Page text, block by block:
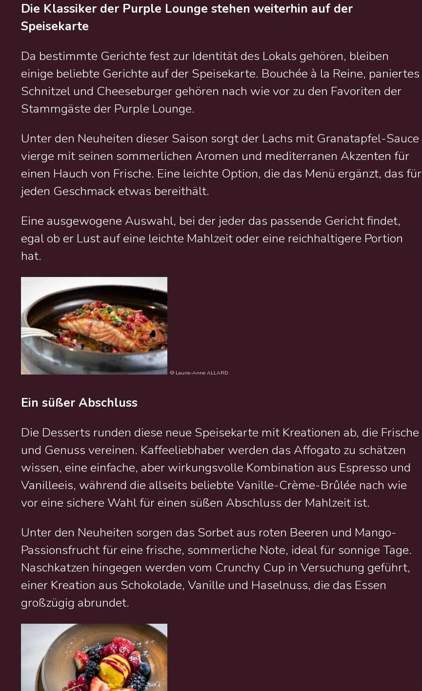
Die Klassiker der Purple Lounge stehen weiterhin auf der
Speisekarte
Da bestimmte Gerichte fest zur Identität des Lokals gehören, bleiben
einige beliebte Gerichte auf der Speisekarte. Bouchée à la Reine, paniertes
Schnitzel und Cheeseburger gehören nach wie vor zu den Favoriten der
Stammgäste der Purple Lounge.
Unter den Neuheiten dieser Saison sorgt der Lachs mit Granatapfel-Sauce
vierge mit seinen sommerlichen Aromen und mediterranen Akzenten für
einen Hauch von Frische. Eine leichte Option, die das Menü ergänzt, das für
jeden Geschmack etwas bereithält.
Eine ausgewogene Auswahl, bei der jeder das passende Gericht findet,
egal ob er Lust auf eine leichte Mahlzeit oder eine reichhaltigere Portion
hat.
© Laurie-Anne ALLARD
Ein süßer Abschluss
Die Desserts runden diese neue Speisekarte mit Kreationen ab, die Frische
und Genuss vereinen. Kaffeeliebhaber werden das Affogato zu schätzen
wissen, eine einfache, aber wirkungsvolle Kombination aus Espresso und
Vanilleeis, während die allseits beliebte Vanille-Crème-Brûlée nach wie
vor eine sichere Wahl für einen süßen Abschluss der Mahlzeit ist.
Unter den Neuheiten sorgen das Sorbet aus roten Beeren und Mango-
Passionsfrucht für eine frische, sommerliche Note, ideal für sonnige Tage.
Naschkatzen hingegen werden vom Crunchy Cup in Versuchung geführt,
einer Kreation aus Schokolade, Vanille und Haselnuss, die das Essen
großzügig abrundet.